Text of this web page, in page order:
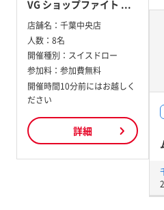
VG ショップファイト ...
店舗名： 千葉中央店
人数： 8名
開催種別： スイスドロー
参加料： 参加費無料
開催時間10分前にはお越しく
ださい
詳細